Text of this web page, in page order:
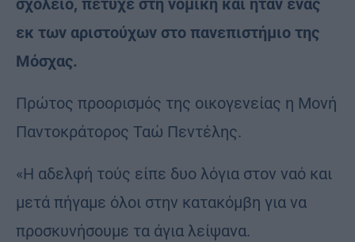
σχολείο, πέτυχε στη νομική και ήταν ένας
εκ των αριστούχων στο πανεπιστήμιο της
Μόσχας.
Πρώτος προορισμός της οικογενείας η Μονή
Παντοκράτορος Ταώ Πεντέλης.
«Η αδελφή τούς είπε δυο λόγια στον ναό και
μετά πήγαμε όλοι στην κατακόμβη για να
προσκυνήσουμε τα άγια λείψανα.